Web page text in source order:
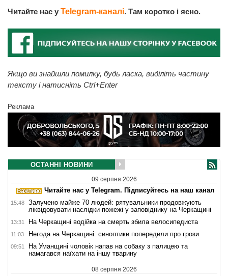
Читайте нас у Telegram-каналі. Там коротко і ясно.
Якщо ви знайшли помилку, будь ласка, виділіть частину
тексту і натисніть Ctrl+Enter
Реклама
ОСТАННІ НОВИНИ
09 серпня 2026
Читайте нас у Telegram. Підписуйтесь на наш канал
15:48
Залучено майже 70 людей: рятувальники продовжують
ліквідовувати наслідки пожежі у заповіднику на Черкащині
13:31 На Черкащині водійка на смерть збила велосипедиста
11:03 Негода на Черкащині: синоптики попередили про грози
09:51
На Уманщині чоловік напав на собаку з палицею та
намагався наїхати на іншу тварину
08 серпня 2026